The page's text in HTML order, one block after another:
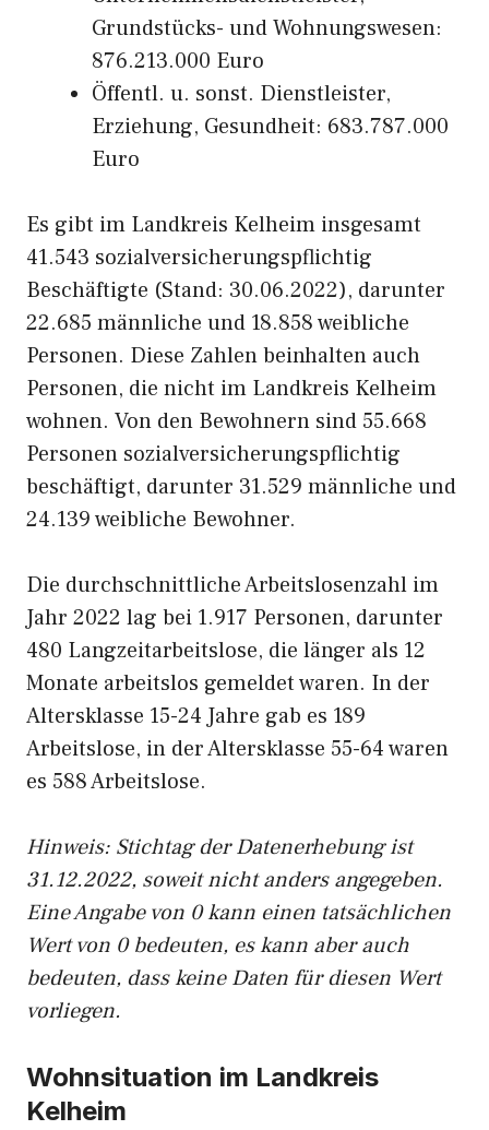
Grundstücks- und Wohnungswesen:
876.213.000 Euro
Öffentl. u. sonst. Dienstleister,
Erziehung, Gesundheit: 683.787.000
Euro
Es gibt im Landkreis Kelheim insgesamt
41.543 sozialversicherungspflichtig
Beschäftigte (Stand: 30.06.2022), darunter
22.685 männliche und 18.858 weibliche
Personen. Diese Zahlen beinhalten auch
Personen, die nicht im Landkreis Kelheim
wohnen. Von den Bewohnern sind 55.668
Personen sozialversicherungspflichtig
beschäftigt, darunter 31.529 männliche und
24.139 weibliche Bewohner.
Die durchschnittliche Arbeitslosenzahl im
Jahr 2022 lag bei 1.917 Personen, darunter
480 Langzeitarbeitslose, die länger als 12
Monate arbeitslos gemeldet waren. In der
Altersklasse 15-24 Jahre gab es 189
Arbeitslose, in der Altersklasse 55-64 waren
es 588 Arbeitslose.
Hinweis: Stichtag der Datenerhebung ist
31.12.2022, soweit nicht anders angegeben.
Eine Angabe von 0 kann einen tatsächlichen
Wert von 0 bedeuten, es kann aber auch
bedeuten, dass keine Daten für diesen Wert
vorliegen.
Wohnsituation im Landkreis
Kelheim